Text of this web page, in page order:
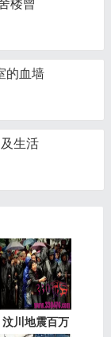
的血墙
生活
汶川地震百万